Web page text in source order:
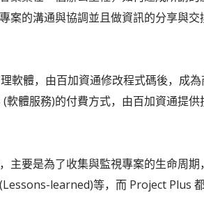
案的溝通與協調並且做資訊的分享與
軟體，由百加資通修改程式碼後，成
體服務)的付費方式，由百加資通提
主要是為了收集與監視專案的生命周
learned)等，而 Project Plus 都